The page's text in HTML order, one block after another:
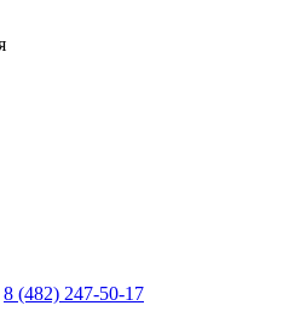
8 (482) 247-50-17